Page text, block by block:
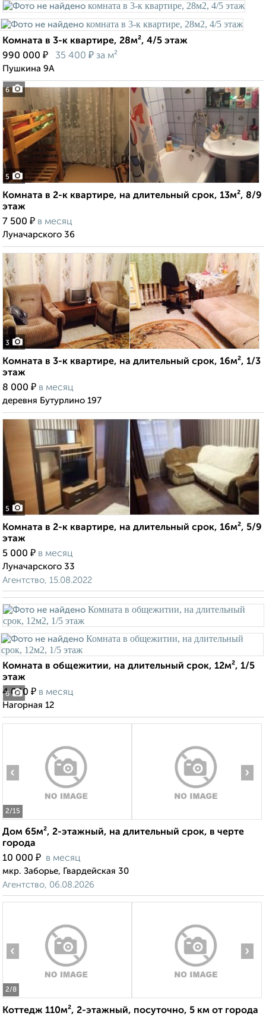
6
Комната в 3-к квартире, 28м², 4/5 этаж
990 000 ₽ 35 400 ₽ за м²
Пушкина 9А
5
Комната в 2-к квартире, на длительный срок, 13м², 8/9
этаж
7 500 ₽ в месяц
Луначарского 36
3
Комната в 3-к квартире, на длительный срок, 16м², 1/3
этаж
8 000 ₽ в месяц
деревня Бутурлино 197
5
Комната в 2-к квартире, на длительный срок, 16м², 5/9
этаж
5 000 ₽ в месяц
Луначарского 33
Агентство, 15.08.2022
6
Комната в общежитии, на длительный срок, 12м², 1/5
этаж
4 000 ₽ в месяц
Нагорная 12
2/15
‹ ›
Дом 65м², 2-этажный, на длительный срок, в черте
города
10 000 ₽ в месяц
мкр. Заборье, Гвардейская 30
Агентство, 06.08.2026
2/8
‹ ›
Коттедж 110м², 2-этажный, посуточно, 5 км от города